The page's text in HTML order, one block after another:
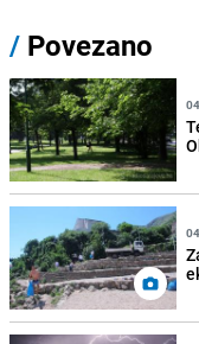
/ Povezano